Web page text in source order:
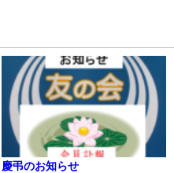
慶弔のお知らせ